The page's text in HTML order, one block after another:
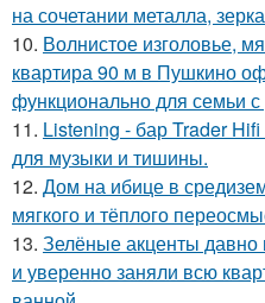
на сочетании металла,
10. Волнистое изголовье,
квартира 90 м в Пушкино
функционально для семьи
11. Listening - бар Trader
для музыки и тишины.
12. Дом на ибице в
мягкого и тёплого
13. Зелёные акценты
и уверенно заняли всю